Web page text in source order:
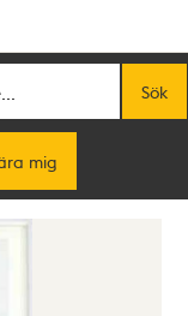
Sök
mig